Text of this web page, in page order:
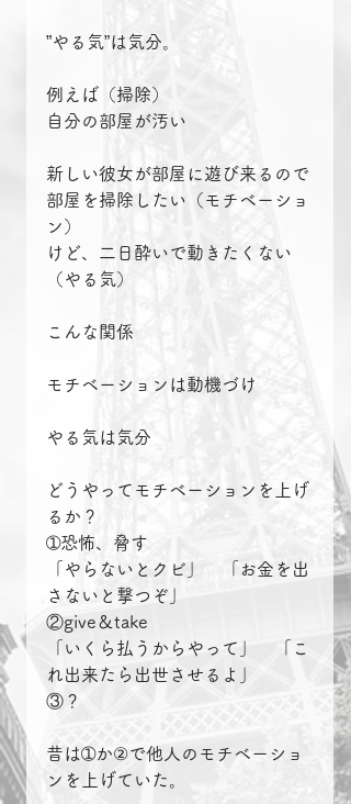
”やる気”は気分。
例えば（掃除）
自分の部屋が汚い
新しい彼女が部屋に遊び来るので
部屋を掃除したい（モチベーショ
ン）
けど、二日酔いで動きたくない
（やる気）
こんな関係
モチベーションは動機づけ
やる気は気分
どうやってモチベーションを上げ
るか？
➀恐怖、脅す
「やらないとクビ」　「お金を出
さないと撃つぞ」
②give＆take
「いくら払うからやって」　「こ
れ出来たら出世させるよ」
③？
昔は➀か②で他人のモチベーショ
ンを上げていた。